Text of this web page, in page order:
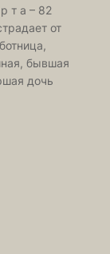
т а – 82
от
бывшая
дочь